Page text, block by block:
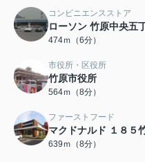
コンビニエンスストア
ローソン 竹原中央五
474ｍ（6分）
市役所・区役所
竹原市役所
564ｍ（8分）
ファーストフード
マクドナルド １８５
639ｍ（8分）